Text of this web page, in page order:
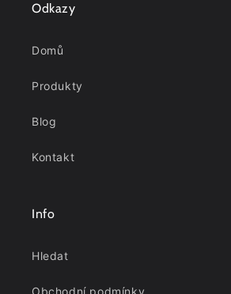
Odkazy
Domů
Produkty
Blog
Kontakt
Info
Hledat
Obchodní podmínky